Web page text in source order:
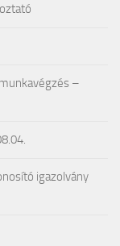
–
igazolvány